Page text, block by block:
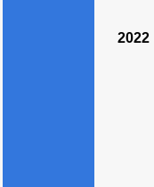
2022